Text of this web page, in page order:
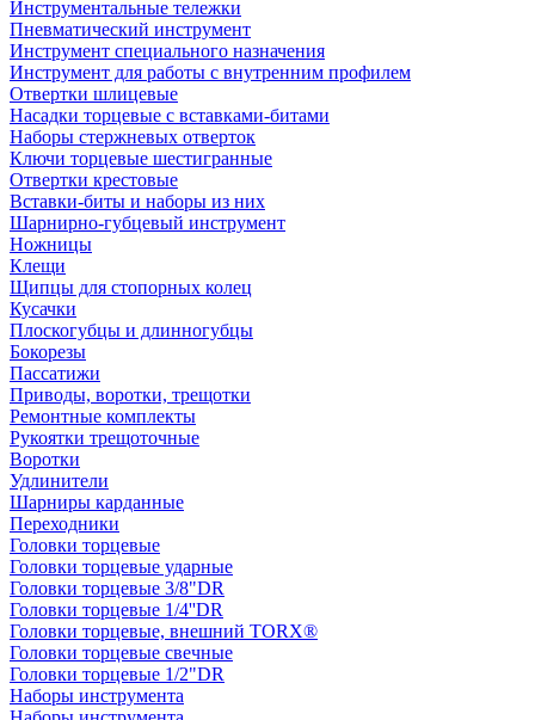
Инструментальные тележки
Пневматический инструмент
Инструмент специального назначения
Инструмент для работы с внутренним профилем
Отвертки шлицевые
Насадки торцевые с вставками-битами
Наборы стержневых отверток
Ключи торцевые шестигранные
Отвертки крестовые
Вставки-биты и наборы из них
Шарнирно-губцевый инструмент
Ножницы
Клещи
Щипцы для стопорных колец
Кусачки
Плоскогубцы и длинногубцы
Бокорезы
Пассатижи
Приводы, воротки, трещотки
Ремонтные комплекты
Рукоятки трещоточные
Воротки
Удлинители
Шарниры карданные
Переходники
Головки торцевые
Головки торцевые ударные
Головки торцевые 3/8"DR
Головки торцевые 1/4''DR
Головки торцевые, внешний TORX®
Головки торцевые свечные
Головки торцевые 1/2"DR
Наборы инструмента